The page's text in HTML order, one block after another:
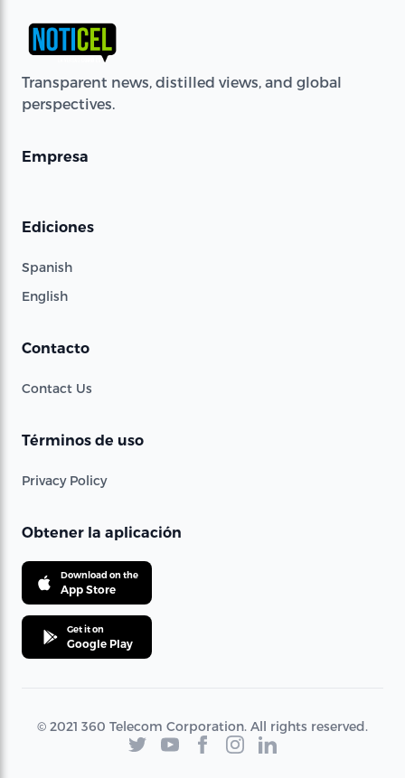
Transparent news, distilled views, and global
perspectives.
Empresa
Ediciones
Spanish
English
Contacto
Contact Us
Términos de uso
Privacy Policy
Obtener la aplicación
Download on the
App Store
Get it on
Google Play
© 2021 360 Telecom Corporation. All rights reserved.